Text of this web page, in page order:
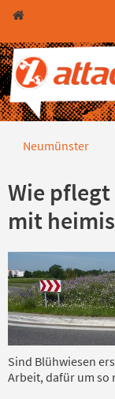
Direkt zum
Direkt zur Haupt-
Direkt zur Service-
Direkt zur Footer-
Direkt zum
Blühwiese
Neumünster
Wie
mit
Sind Blühwiesen
Arbeit, dafür um so